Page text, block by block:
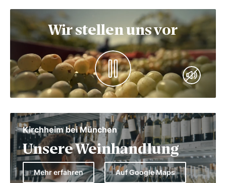
Wir stellen uns vor
Kirchheim bei München
Unsere Weinhandlung
Mehr erfahren Auf Google Maps